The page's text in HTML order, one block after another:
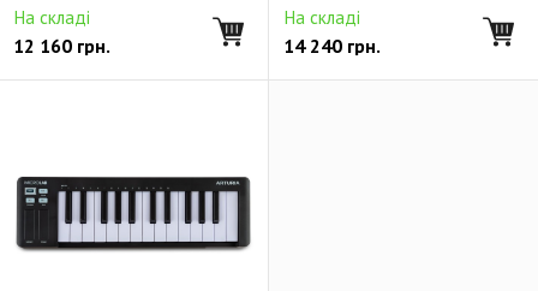
На складі
12 160 грн.
На складі
14 240 грн.